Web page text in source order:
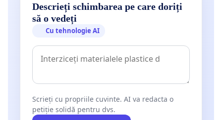
Descrieți schimbarea pe care doriți
să o vedeți
Cu tehnologie AI
Scrieți cu propriile cuvinte. AI va redacta o
petiție solidă pentru dvs.